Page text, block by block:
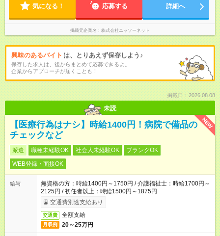
気になる！ 応募する 詳細へ
掲載元企業名 株式会社ニッソーネット
興味のあるバイト は、とりあえず保存しよう♪
保存した求人は、後からまとめて応募できるよ。
企業からアプローチが届くことも！
掲載日：2026.08.08
未読
NEW
【医療行為はナシ】時給1400円！病院で備品の
チェックなど
派遣 職種未経験OK 社会人未経験OK
ブランクOK
WEB登録・面接OK
給与
無資格の方：時給1400円～1750円 / 介護福祉士：時給1700円～
2125円 / 初任者以上：時給1500円～1875円
交通費別途支給あり
交通費 全額支給
月収例 20～25万円